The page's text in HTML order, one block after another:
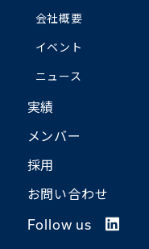
会社概要
イベント
ニュース
実績
メンバー
採用
お問い合わせ
Follow us